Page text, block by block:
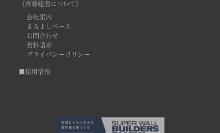
《齊藤建設について》
会社案内
まるよしベース
お問合わせ
資料請求
プライバシーポリシー
■採用情報